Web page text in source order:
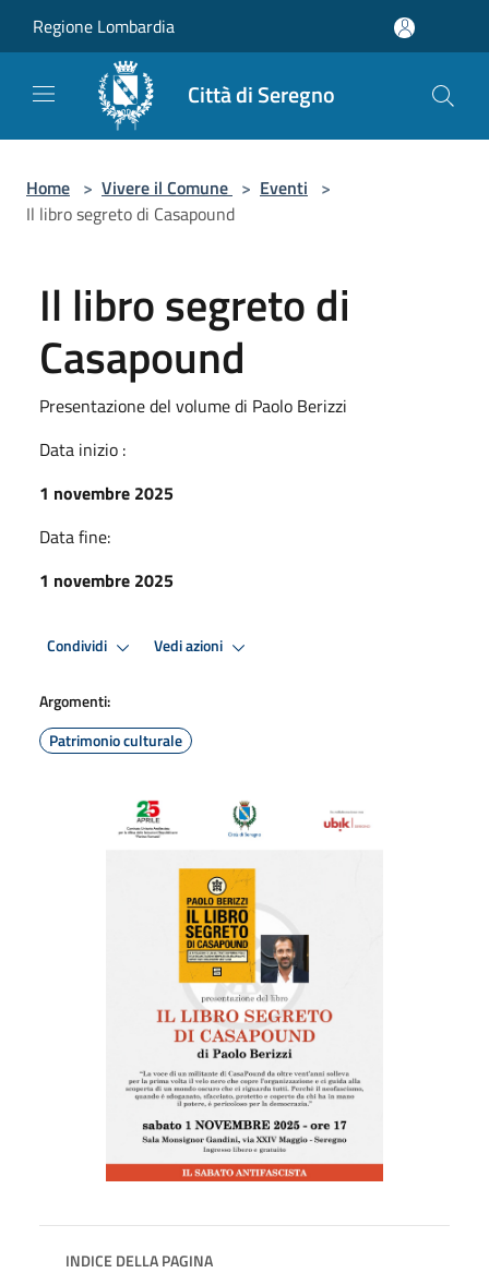
Regione Lombardia
Città di Seregno
Home > Vivere il Comune > Eventi >
Il libro segreto di Casapound
Il libro segreto di
Casapound
Presentazione del volume di Paolo Berizzi
Data inizio :
1 novembre 2025
Data fine:
1 novembre 2025
Condividi Vedi azioni
Argomenti:
Patrimonio culturale
INDICE DELLA PAGINA